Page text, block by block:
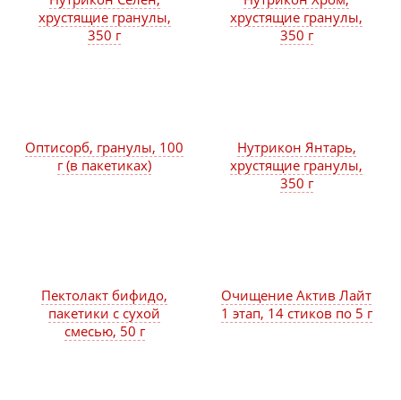
хрустящие гранулы,
350 г
хрустящие гранулы,
350 г
Нутрикон Янтарь,
хрустящие гранулы,
350 г
Оптисорб, гранулы, 100
г (в пакетиках)
Очищение Актив Лайт
1 этап, 14 стиков по 5 г
Пектолакт бифидо,
пакетики с сухой
смесью, 50 г